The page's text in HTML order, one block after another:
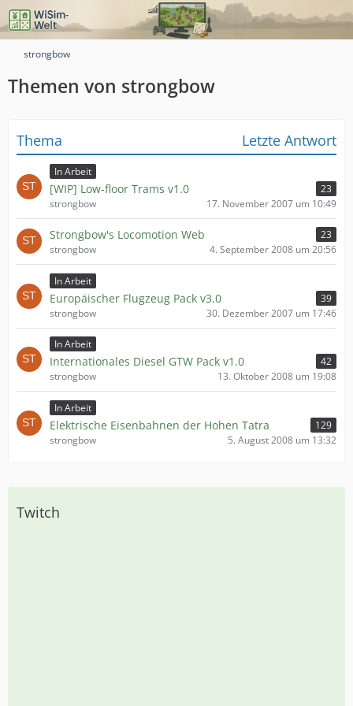
strongbow
Themen von strongbow
Thema Letzte Antwort
In Arbeit
[WIP] Low-floor Trams v1.0
23
strongbow
17. November 2007 um 10:49
Strongbow's Locomotion Web
23
strongbow
4. September 2008 um 20:56
In Arbeit
Europäischer Flugzeug Pack v3.0
39
strongbow
30. Dezember 2007 um 17:46
In Arbeit
Internationales Diesel GTW Pack v1.0
42
strongbow
13. Oktober 2008 um 19:08
In Arbeit
Elektrische Eisenbahnen der Hohen Tatra
129
strongbow
5. August 2008 um 13:32
Twitch